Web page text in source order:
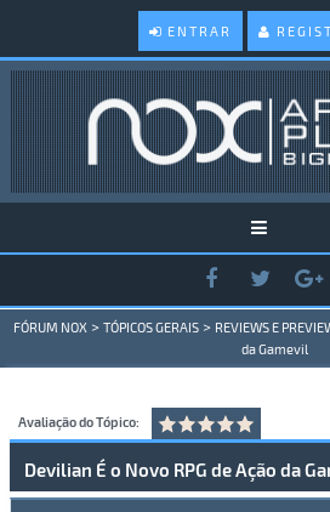
ENTRAR
FÓRUM NOX > TÓPICOS GERAIS > REVIEWS E
da Gamevil
Avaliação do Tópico:
Devilian É o Novo RPG de Ação da